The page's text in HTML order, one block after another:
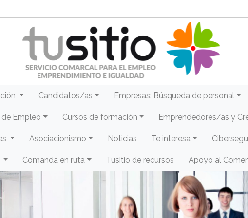
Candidatos/as Empresas: Búsqueda de personal
Empleo Cursos de formación Emprendedores/as y
Asociacionismo Noticias Te interesa
Comanda en ruta Tusitio de recursos Apoyo al